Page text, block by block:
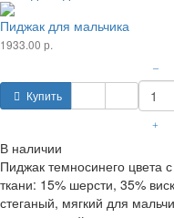
Пиджак для мальчика
1933.00 р.
Купить
–
+
В наличии
Пиджак темносинего цвета
ткани: 15% шерсти, 35%
стеганый, мягкий для